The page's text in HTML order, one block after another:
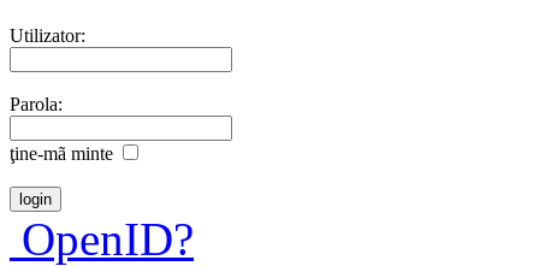
Utilizator:
Parola:
ţine-mã minte
OpenID?